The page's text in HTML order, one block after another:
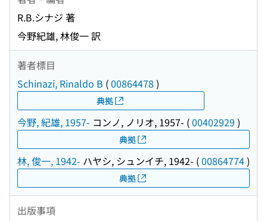
R.B.シナジ 著
今野紀雄, 林俊一 訳
著者標目
Schinazi, Rinaldo B (00864478 )
典拠
今野, 紀雄, 1957- コンノ, ノリオ, 1957- (00402929 )
典拠
林, 俊一, 1942- ハヤシ, シュンイチ, 1942- (00864774)
典拠
出版事項